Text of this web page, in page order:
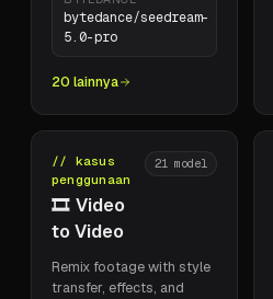
bytedance/seedream-
5.0-pro
20 lainnya
// kasus
penggunaan
🎞️ Video
to Video
21 model
Remix footage with style
transfer, effects, and